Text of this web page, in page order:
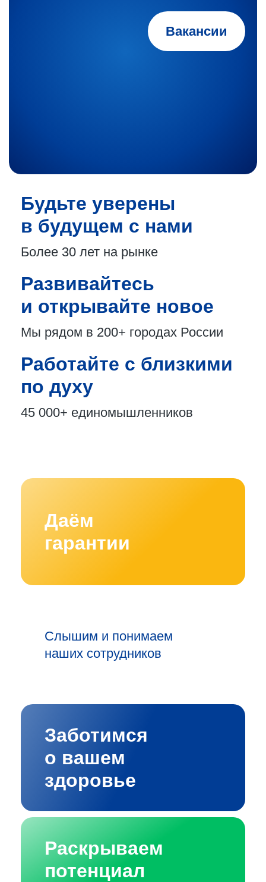
Вакансии
Будьте уверены
в будущем с нами
Более 30 лет на рынке
Развивайтесь
и открывайте новое
Мы рядом в 200+ городах России
Работайте с близкими
по духу
45 000+ единомышленников
Даём
гарантии
Слышим и понимаем
наших сотрудников
Заботимся
о вашем
здоровье
Раскрываем
потенциал